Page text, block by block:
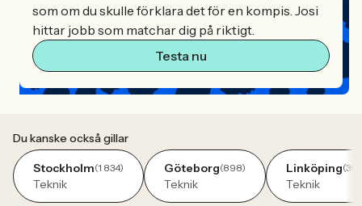
som om du skulle förklara det för en kompis. Josi
hittar jobb som matchar dig på riktigt.
Testa nu
Du kanske också gillar
Stockholm(1 834)
Teknik
Göteborg(898)
Teknik
Linköping
Teknik